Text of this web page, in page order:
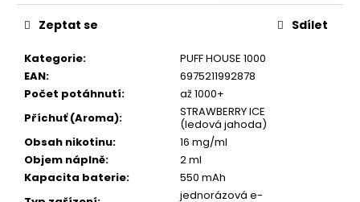
cena:
Kategorie:
PUFF HOUSE 1000
EAN:
6975211992878
Počet potáhnutí:
až 1000+
Příchuť (Aroma):
STRAWBERRY ICE
(ledová jahoda)
Obsah nikotinu:
16 mg/ml
Objem náplně:
2 ml
Kapacita baterie:
550 mAh
jednorázová e-
Zeptat se Sdílet
m
e
JDI
GRAPE
POD
89
Kč
Původně:
109